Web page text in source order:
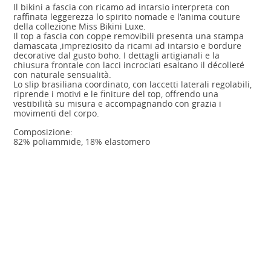
Il bikini a fascia con ricamo ad intarsio interpreta con
raffinata leggerezza lo spirito nomade e l'anima couture
della collezione Miss Bikini Luxe.
Il top a fascia con coppe removibili presenta una stampa
damascata ,impreziosito da ricami ad intarsio e bordure
decorative dal gusto boho. I dettagli artigianali e la
chiusura frontale con lacci incrociati esaltano il décolleté
con naturale sensualità.
Lo slip brasiliana coordinato, con laccetti laterali regolabili,
riprende i motivi e le finiture del top, offrendo una
vestibilità su misura e accompagnando con grazia i
movimenti del corpo.
Composizione:
82% poliammide, 18% elastomero